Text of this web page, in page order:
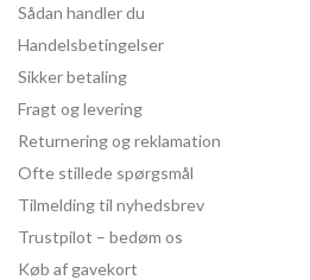
Sådan handler du
Handelsbetingelser
Sikker betaling
Fragt og levering
Returnering og reklamation
Ofte stillede spørgsmål
Tilmelding til nyhedsbrev
Trustpilot – bedøm os
Køb af gavekort